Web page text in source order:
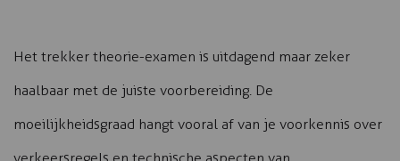
Het trekker theorie-examen is uitdagend maar zeker
haalbaar met de juiste voorbereiding. De
moeilijkheidsgraad hangt vooral af van je voorkennis over